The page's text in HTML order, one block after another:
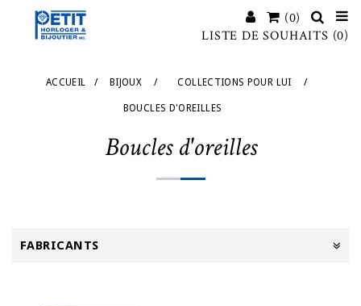
(0)
LISTE DE SOUHAITS (0)
ACCUEIL / BIJOUX / COLLECTIONS POUR LUI /
BOUCLES D'OREILLES
Boucles d'oreilles
FABRICANTS